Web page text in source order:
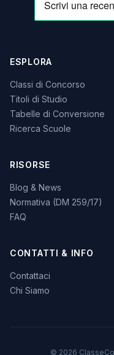
ESPLORA
Classi di Concorso
Titoli di Studio
Tabelle di Conversione
Ricerca Scuole
RISORSE
Blog & News
Normativa (DM 259/17)
FAQ
CONTATTI & INFO
Contattaci
Chi Siamo
© 2026